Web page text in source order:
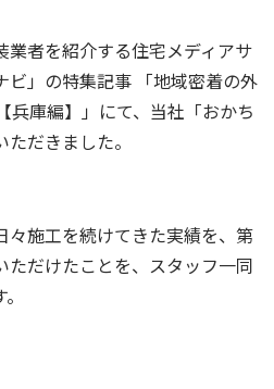
業者を紹介する住宅メディアサ
ビ」の特集記事 「地域密着の外
兵庫編】」にて、当社「おかち
だきました。
々施工を続けてきた実績を、第
ただけたことを、スタッフ一同